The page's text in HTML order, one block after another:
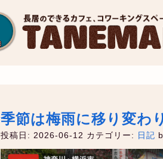
季節は梅雨に移り変わ
投稿日: 2026-06-12 カテゴリー: 日記